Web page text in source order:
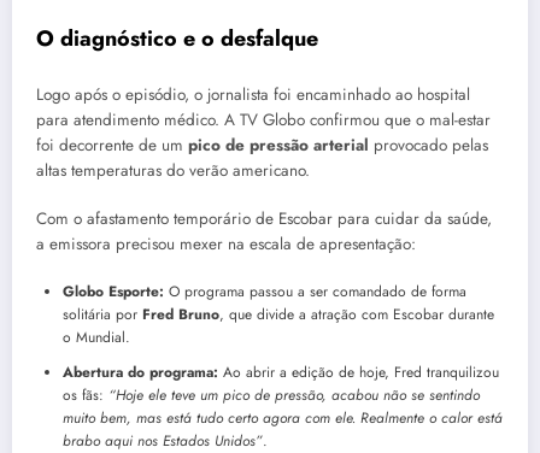
O diagnóstico e o desfalque
Logo após o episódio, o jornalista foi encaminhado ao hospital
para atendimento médico. A TV Globo confirmou que o mal-estar
foi decorrente de um pico de pressão arterial provocado pelas
altas temperaturas do verão americano.
Com o afastamento temporário de Escobar para cuidar da saúde,
a emissora precisou mexer na escala de apresentação:
Globo Esporte: O programa passou a ser comandado de forma
solitária por Fred Bruno, que divide a atração com Escobar durante
o Mundial.
Abertura do programa: Ao abrir a edição de hoje, Fred tranquilizou
os fãs: “Hoje ele teve um pico de pressão, acabou não se sentindo
muito bem, mas está tudo certo agora com ele. Realmente o calor está
brabo aqui nos Estados Unidos”.